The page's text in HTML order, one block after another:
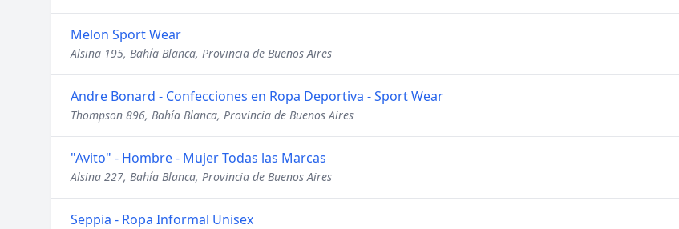
Melon Sport Wear
Alsina 195, Bahía Blanca, Provincia de Buenos Aires
Andre Bonard - Confecciones en Ropa Deportiva - Sport Wear
Thompson 896, Bahía Blanca, Provincia de Buenos Aires
"Avito" - Hombre - Mujer Todas las Marcas
Alsina 227, Bahía Blanca, Provincia de Buenos Aires
Seppia - Ropa Informal Unisex